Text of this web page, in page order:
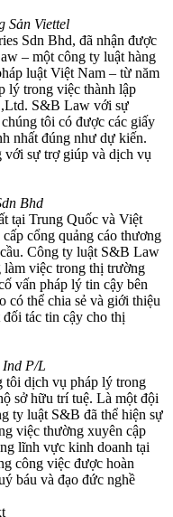
Sản Viettel
Sdn Bhd, đã nhận được
– một công ty luật hàng
luật Việt Nam – từ năm
lý trong việc thành lập
S&B Law với sự
tôi có được các giấy
nhất đúng như dự kiến.
với sự trợ giúp và dịch vụ
Bhd
tại Trung Quốc và Việt
cổng quảng cáo thương
Công ty luật S&B Law
việc trong thị trường
vấn pháp lý tin cậy bên
có thể chia sẻ và giới thiệu
tác tin cậy cho thị
Ind P/L
tôi dịch vụ pháp lý trong
sở hữu trí tuệ. Là một đội
ty luật S&B đã thể hiện sự
việc thường xuyên cập
lĩnh vực kinh doanh tại
công việc được hoàn
báu và đạo đức nghề